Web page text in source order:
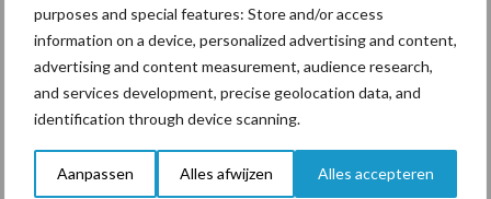
purposes and special features: Store and/or access
information on a device, personalized advertising and content,
advertising and content measurement, audience research,
and services development, precise geolocation data, and
identification through device scanning.
Aanpassen Alles afwijzen Alles accepteren
Sidebar
6 aug
BoviMove zorgt voor eenvoudige,
sluitende en betrouwbare
traceerbaarheid van
rundveetransporten
6 aug
Tien praktische tips voor een